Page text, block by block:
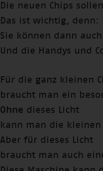
Die neuen Chips
Das ist wichtig, denn:
Sie können dann
Und die Handys und
Für die ganz kleinen
braucht man ein
Ohne dieses Licht
kann man die kleinen
Aber für dieses Licht
braucht man auch